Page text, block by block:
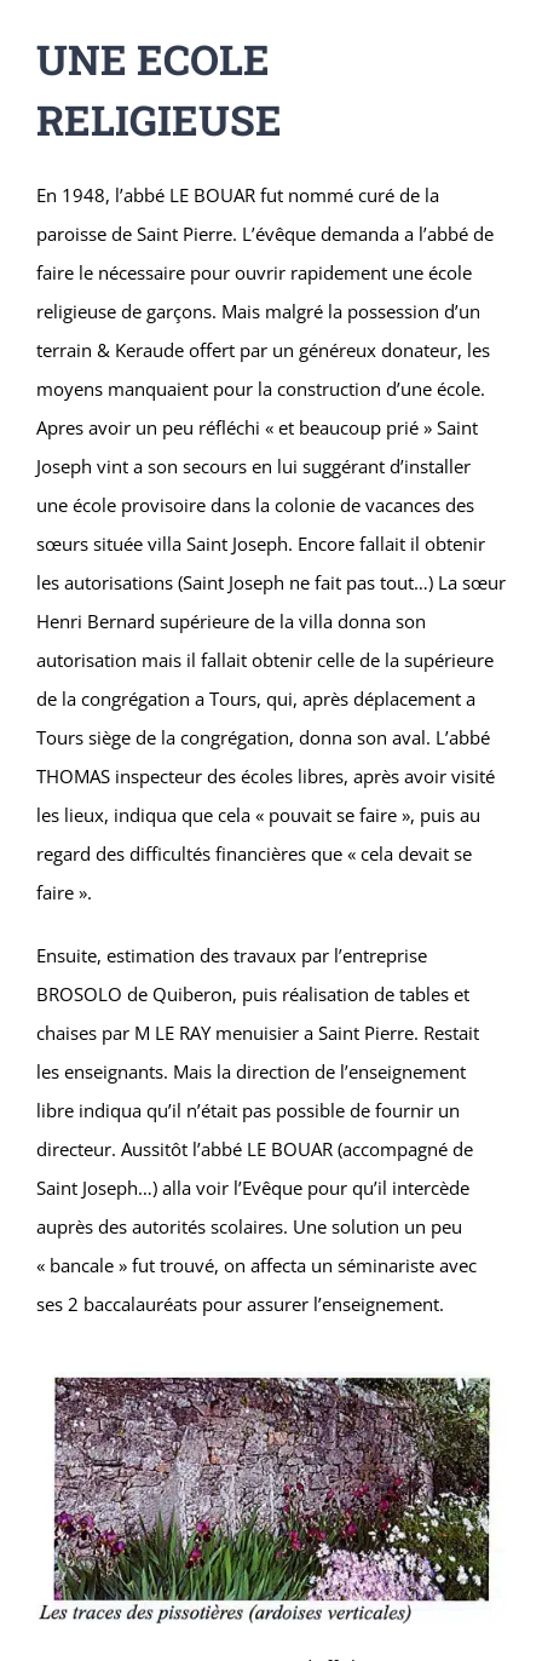
UNE ECOLE
RELIGIEUSE
En 1948, l’abbé LE BOUAR fut nommé curé de la
paroisse de Saint Pierre. L’évêque demanda a l’abbé de
faire le nécessaire pour ouvrir rapidement une école
religieuse de garçons. Mais malgré la possession d’un
terrain & Keraude offert par un généreux donateur, les
moyens manquaient pour la construction d’une école.
Apres avoir un peu réfléchi « et beaucoup prié » Saint
Joseph vint a son secours en lui suggérant d’installer
une école provisoire dans la colonie de vacances des
sœurs située villa Saint Joseph. Encore fallait il obtenir
les autorisations (Saint Joseph ne fait pas tout…) La sœur
Henri Bernard supérieure de la villa donna son
autorisation mais il fallait obtenir celle de la supérieure
de la congrégation a Tours, qui, après déplacement a
Tours siège de la congrégation, donna son aval. L’abbé
THOMAS inspecteur des écoles libres, après avoir visité
les lieux, indiqua que cela « pouvait se faire », puis au
regard des difficultés financières que « cela devait se
faire ».
Ensuite, estimation des travaux par l’entreprise
BROSOLO de Quiberon, puis réalisation de tables et
chaises par M LE RAY menuisier a Saint Pierre. Restait
les enseignants. Mais la direction de l’enseignement
libre indiqua qu’il n’était pas possible de fournir un
directeur. Aussitôt l’abbé LE BOUAR (accompagné de
Saint Joseph…) alla voir l’Evêque pour qu’il intercède
auprès des autorités scolaires. Une solution un peu
« bancale » fut trouvé, on affecta un séminariste avec
ses 2 baccalauréats pour assurer l’enseignement.